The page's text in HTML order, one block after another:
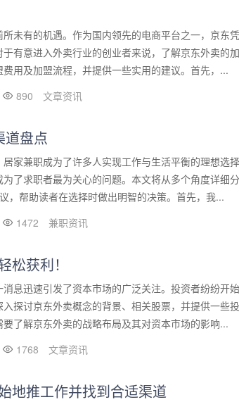
未有的机遇。作为国内领先的电商平台之一，京东
有意进入外卖行业的创业者来说，了解京东外卖的
用及加盟流程，并提供一些实用的建议。首先，...
890 文章资讯
道盘点
家兼职成为了许多人实现工作与生活平衡的理想选
了求职者最为关心的问题。本文将从多个角度详细
，帮助读者在选择时做出明智的决策。首先，我...
1472 兼职资讯
松获利！
息迅速引发了资本市场的广泛关注。投资者纷纷开
探讨京东外卖概念的背景、相关股票，并提供一些
了解京东外卖的战略布局及其对资本市场的影响...
1768 文章资讯
地推工作并找到合适渠道